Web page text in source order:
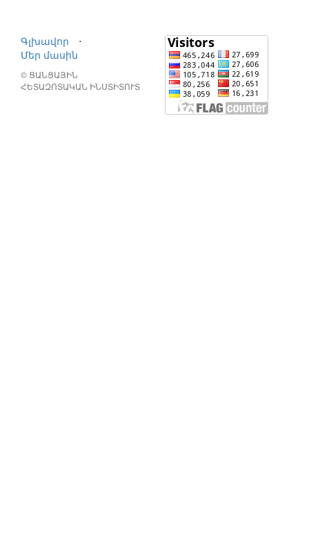
Գլխավոր
⋅
Մեր մասին
© ՑԱՆՑԱՅԻՆ
ՀԵՏԱԶՈՏԱԿԱՆ ԻՆՍՏԻՏՈՒՏ